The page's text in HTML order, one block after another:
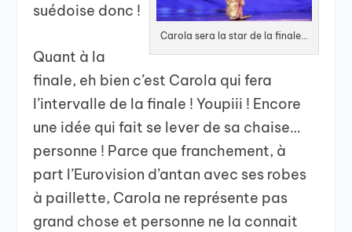
Carola sera la star de la finale…
suédoise donc !
Quant à la
finale, eh bien c’est Carola qui fera
l’intervalle de la finale ! Youpiii ! Encore
une idée qui fait se lever de sa chaise…
personne ! Parce que franchement, à
part l’Eurovision d’antan avec ses robes
à paillette, Carola ne représente pas
grand chose et personne ne la connait